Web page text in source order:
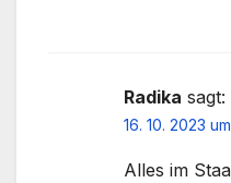
Radika sagt:
16. 10. 2023
Alles im